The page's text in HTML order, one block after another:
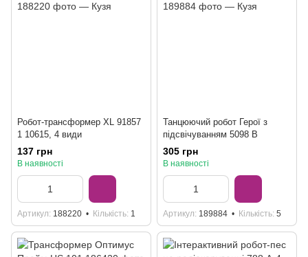
Робот-трансформер XL 91857
1 10615, 4 види
137 грн
В наявності
Артикул 188220 Кількість 1
Танцюючий робот Герої з
підсвічуванням 5098 B
305 грн
В наявності
Артикул 189884 Кількість 5